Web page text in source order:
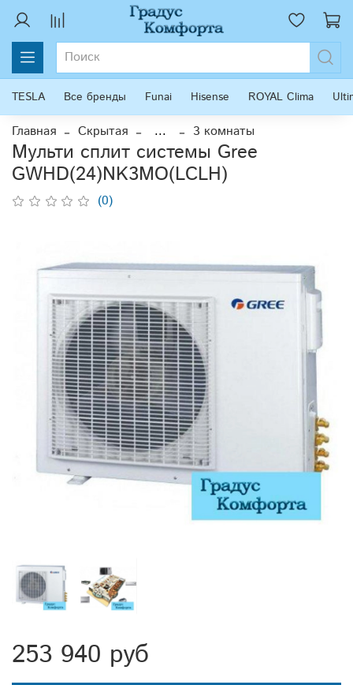
TESLA Все бренды Funai Hisense ROYAL Clima
Главная Скрытая ... 3 комнаты
Мульти сплит системы Gree
GWHD(24)NK3MO(LCLH)
(0)
253 940 руб